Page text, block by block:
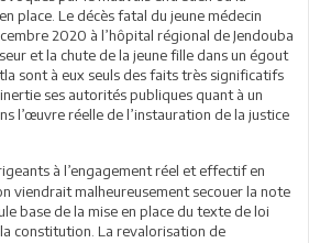
place. Le décès fatal du jeune médecin
2020 à l’hôpital régional de Jendouba
et la chute de la jeune fille dans un égout
sont à eux seuls des faits très significatifs
ses autorités publiques quant à un
l’œuvre réelle de l’instauration de la justice
à l’engagement réel et effectif en
viendrait malheureusement secouer la note
base de la mise en place du texte de loi
constitution. La revalorisation de